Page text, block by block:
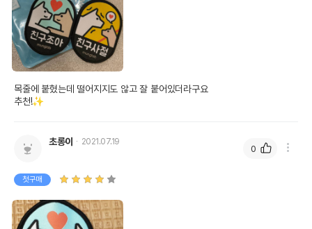
상품 필수 정보
법에 의한 인증,허가 등을
받았음을 확인할수 있는
제조국 또는 원산지
제조자,수입품의 경우
수입자를 함께 표기
목줄에 붙혔는데 떨어지지도 않고 잘 붙어있더라구요
추천!✨
초롱이 2021.07.19
첫구매
0